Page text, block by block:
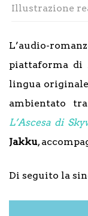
Illustrazione
L’audio-
piattaforma di
lingua
ambientato
L’Ascesa di
Jakku,
Di seguito la